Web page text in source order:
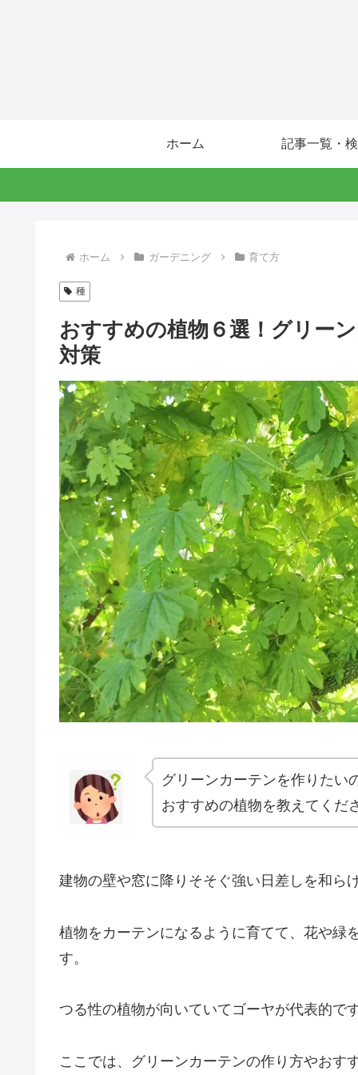
ホーム 記事一覧・
ホーム ガーデニング 育て方
種
おすすめの植物６選！グリー
対策
グリーンカーテンを作りたい
おすすめの植物を教えてくだ
建物の壁や窓に降りそそぐ強い日差しを和ら
植物をカーテンになるように育てて、花や緑
す。
つる性の植物が向いていてゴーヤが代表的で
ここでは、グリーンカーテンの作り方やおす